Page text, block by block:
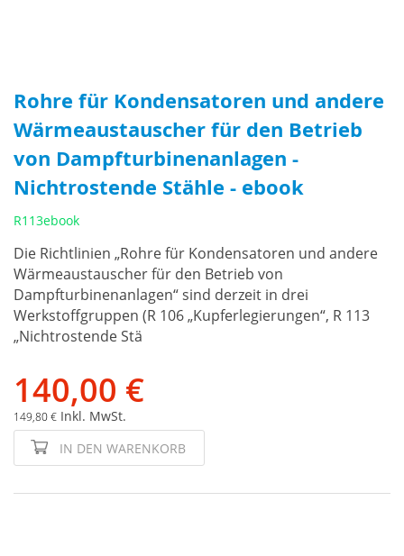
Rohre für Kondensatoren und andere
Wärmeaustauscher für den Betrieb
von Dampfturbinenanlagen -
Nichtrostende Stähle - ebook
R113ebook
Die Richtlinien „Rohre für Kondensatoren und andere
Wärmeaustauscher für den Betrieb von
Dampfturbinenanlagen“ sind derzeit in drei
Werkstoffgruppen (R 106 „Kupferlegierungen“, R 113
„Nichtrostende Stä
140,00 €
149,80 € Inkl. MwSt.
IN DEN WARENKORB